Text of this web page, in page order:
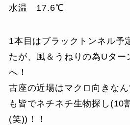
水温 17.6℃
1本目はブラックトンネル予
たが、風＆うねりの為Uター
へ！
古座の近場はマクロ向きな
も皆でネチネチ生物探し(10
(笑))！！